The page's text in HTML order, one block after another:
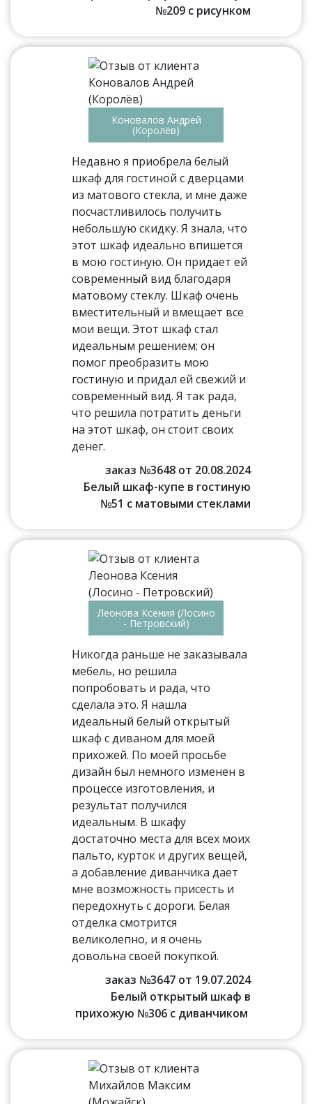
№209 с рисунком
Коновалов Андрей
(Королёв)
Недавно я приобрела белый
шкаф для гостиной с дверцами
из матового стекла, и мне даже
посчастливилось получить
небольшую скидку. Я знала, что
этот шкаф идеально впишется
в мою гостиную. Он придает ей
современный вид благодаря
матовому стеклу. Шкаф очень
вместительный и вмещает все
мои вещи. Этот шкаф стал
идеальным решением; он
помог преобразить мою
гостиную и придал ей свежий и
современный вид. Я так рада,
что решила потратить деньги
на этот шкаф, он стоит своих
денег.
заказ №3648 от 20.08.2024
Белый шкаф-купе в гостиную
№51 с матовыми стеклами
Леонова Ксения (Лосино
- Петровский)
Никогда раньше не заказывала
мебель, но решила
попробовать и рада, что
сделала это. Я нашла
идеальный белый открытый
шкаф с диваном для моей
прихожей. По моей просьбе
дизайн был немного изменен в
процессе изготовления, и
результат получился
идеальным. В шкафу
достаточно места для всех моих
пальто, курток и других вещей,
а добавление диванчика дает
мне возможность присесть и
передохнуть с дороги. Белая
отделка смотрится
великолепно, и я очень
довольна своей покупкой.
заказ №3647 от 19.07.2024
Белый открытый шкаф в
прихожую №306 с диванчиком